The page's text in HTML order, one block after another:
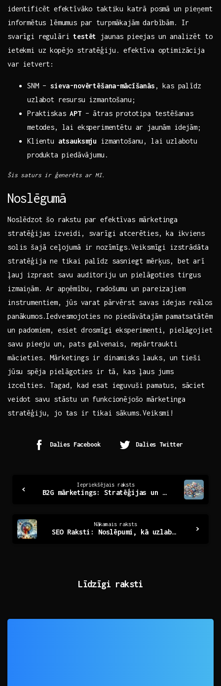
identificēt⁣ efektīvāko‌ taktiku katrā posmā un pieņemt
⁢informētus‍ lēmumus par turpmākajām darbībām. Ir ​
svarīgi regulāritestēt jaunas pieejas un ⁤analizēt‍ to
ietekmi uz‍ kopējo ‌stratēģiju. efektīva optimizācija
var‍ ietvert: ⁢‌
SNM –sieva-novērtēšana-mācīšanās , kas⁣ palīdz
uzlabot resursu‌ izmantošanu;
PraktiskasAPT– ‍ātras⁤ prototipa testēšanas
metodes, lai eksperimentētu ar jaunām idejām;
Klientu atsauksmju izmantošanu, lai uzlabotu
produkta⁣ piedāvājumu.
Šis saturs ir ģenerēts⁣ ar MI.
Noslēgumā
Noslēdzot šo rakstu par efektīvas‍ mārketinga
stratēģijas‌ izveidi, svarīgi atcerēties, ka⁤ ikviens⁤
solis šajā ⁣ceļojumā ‍ir⁤ nozīmīgs.Veiksmīgi izstrādāta
stratēģija ne‍ tikai ‌palīdz sasniegt mērķus, bet arī⁣
ļauj izprast savu auditoriju un⁢ pielāgoties‌ tirgus
izmaiņām. ‍Ar apņēmību, radošumu⁣ un pareizajiem
instrumentiem,⁤ jūs⁤ varat pārvērst savas‌ idejas reālos
panākumos.Iedvesmojoties no piedāvātajām ⁢pamatsatātēm
un⁢ padomiem, esiet drosmīgi eksperimenti,‌ pielāgojiet
⁢savu pieeju‌ un, pats galvenais,⁣ nepārtraukti ​
mācieties. Mārketings ir‌ dinamisks lauks,⁣ un⁢ tieši
⁣jūsu⁣ spēja pielāgoties ir tā, kas ļaus​ jums
izcelties. Tagad, kad esat ieguvuši pamatus, sāciet⁢
veidot savu ⁣stāstu un funkcionējošo mārketinga
stratēģiju, ​jo ‍tas ⁣ir tikai sākums.Veiksmi!
Dalies Facebook Dalies Twitter
Reading
Iepriekšējais raksts
B2G mārketings: Stratēģijas un iespējas valsts sektorā
Nākamais raksts
SEO Raksti: Noslēpumi, kā uzlabot jūsu vietnes redzamību
Līdzīgi raksti